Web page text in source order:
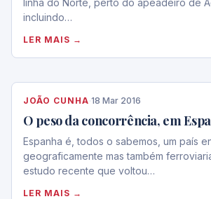
linha do Norte, perto do apeadeiro de
incluindo…
LER MAIS →
JOÃO CUNHA·18 Mar 2016
O peso da concorrência, em
Espanha é, todos o sabemos, um país
geograficamente mas também
estudo recente que voltou…
LER MAIS →